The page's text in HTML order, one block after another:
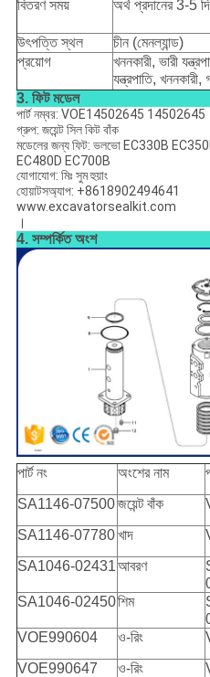
বিতরণ সময়
অর্থ প্রদানের 3-5
উৎপত্তি স্থল
চীন (মেনল্যান্ড)
প্রয়োগ
খননকারী, ভারী
যন্ত্রপাতি, খননকারী,
3. ফিট মডেল
পার্ট নম্বর: VOE14502645 14502645
গ্রুপ: জয়েন্ট সিল কিট বাঁক
মডেলের জন্য ফিট: ভলভো EC330B
EC480D EC700B
যোগাযোগ: মিঃ সুম হুয়াং
হোয়াটসঅ্যাপ: +8618902494641
www.excavatorsealkit.com
।
4. সম্পর্কিত অংশ
পার্ট নং অংশের নাম
SA1146-07500জয়েন্ট বাঁক
SA1146-07780খাদ
SA1046-02431আবরণ
SA1046-02450শিম
VOE990604 ও-রিং
VOE990647
ও-রিং